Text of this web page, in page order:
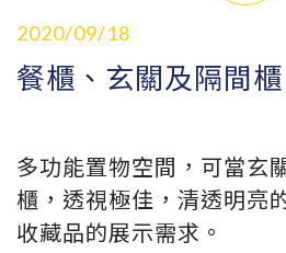
2020/09/18
餐櫃、玄關及隔間櫃
多功能置物空間，可當玄
櫃，透視極佳，清透明亮
收藏品的展示需求。